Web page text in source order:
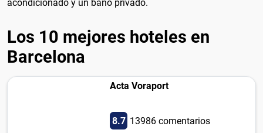
acondicionado y un baño privado.
Los 10 mejores hoteles en
Barcelona
Acta Voraport
8.7 13986 comentarios